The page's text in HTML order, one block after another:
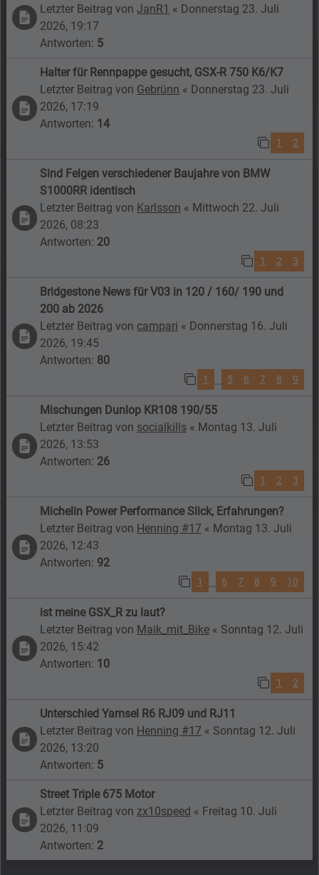
Letzter Beitrag vonJanR1 « Donnerstag 23. Juli
2026, 19:17
Antworten: 5
Halter für Rennpappe gesucht, GSX-R 750 K6/K7
Letzter Beitrag von Gebrünn « Donnerstag 23. Juli
2026, 17:19
Antworten: 14
1 2
Sind Felgen verschiedener Baujahre von BMW
S1000RR identisch
Letzter Beitrag von Karlsson « Mittwoch 22. Juli
2026, 08:23
Antworten: 20
1 2 3
Bridgestone News für V03 in 120 / 160/ 190 und
200 ab 2026
Letzter Beitrag von campari « Donnerstag 16. Juli
2026, 19:45
Antworten: 80
1 … 5 6 7 8 9
Mischungen Dunlop KR108 190/55
Letzter Beitrag von socialkills « Montag 13. Juli
2026, 13:53
Antworten: 26
1 2 3
Michelin Power Performance Slick, Erfahrungen?
Letzter Beitrag von Henning #17 « Montag 13. Juli
2026, 12:43
Antworten: 92
1 … 6 7 8 9 10
ist meine GSX_R zu laut?
Letzter Beitrag von Maik_mit_Bike « Sonntag 12. Juli
2026, 15:42
Antworten: 10
1 2
Unterschied Yamsel R6 RJ09 und RJ11
Letzter Beitrag von Henning #17 « Sonntag 12. Juli
2026, 13:20
Antworten: 5
Street Triple 675 Motor
Letzter Beitrag von zx10speed « Freitag 10. Juli
2026, 11:09
Antworten: 2